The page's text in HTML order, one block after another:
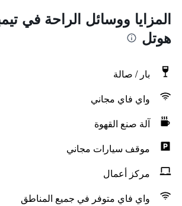
المزايا ووسائل الراحة في
هوتل
بار / صالة
واي فاي مجاني
آلة صنع القهوة
موقف سيارات مجاني
مركز أعمال
واي فاي متوفر في جميع المناطق